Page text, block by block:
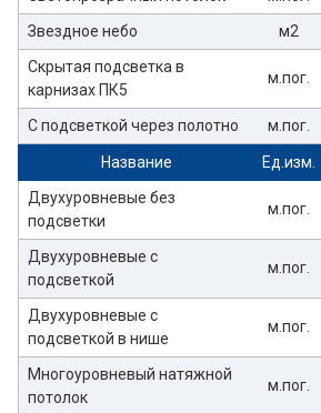
Звездное небо
м2
Скрытая подсветка в
карнизах ПК5
м.пог.
С подсветкой через полотно м.пог.
Название Ед.изм.
Двухуровневые без
подсветки
м.пог.
Двухуровневые с
подсветкой
м.пог.
Двухуровневые с
подсветкой в нише
м.пог.
Многоуровневый натяжной
потолок
м.пог.